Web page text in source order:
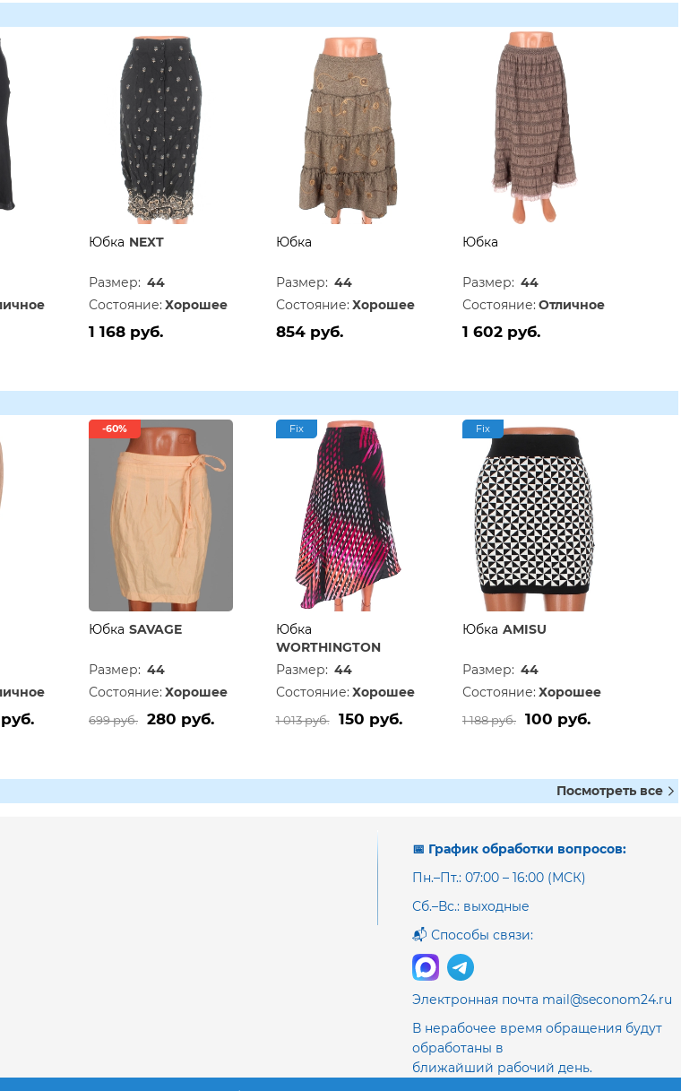
Юбка NEXT
Размер: 44
Состояние: Хорошее
1 168 руб.
Юбка
Размер: 44
Состояние: Хорошее
854 руб.
Юбка
Размер: 44
Состояние: Отличное
1 602 руб.
-60%
Юбка SAVAGE
Размер: 44
Состояние: Хорошее
699 руб. 280 руб.
Fix
Юбка
WORTHINGTON
Размер: 44
Состояние: Хорошее
1 013 руб. 150 руб.
Fix
Юбка AMISU
Размер: 44
Состояние: Хорошее
1 188 руб. 100 руб.
Посмотреть все
📅 График обработки вопросов:
Пн.–Пт.: 07:00 – 16:00 (МСК)
Сб.–Вс.: выходные
📬 Способы связи:
Электронная почта mail@seconom24.ru
В нерабочее время обращения будут
обработаны в
ближайший рабочий день.